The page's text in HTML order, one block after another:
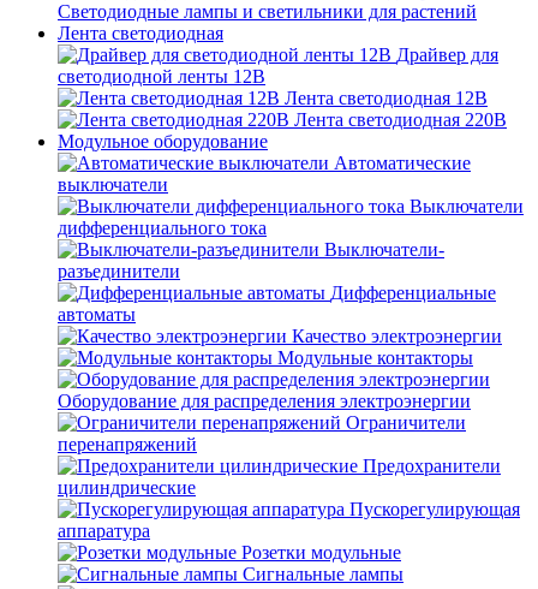
Светодиодные лампы и светильники для растений
Лента светодиодная
Драйвер для
светодиодной ленты 12В
Лента светодиодная 12В
Лента светодиодная 220В
Модульное оборудование
Автоматические
выключатели
Выключатели
дифференциального тока
Выключатели-
разъединители
Дифференциальные
автоматы
Качество электроэнергии
Модульные контакторы
Оборудование для распределения электроэнергии
Ограничители
перенапряжений
Предохранители
цилиндрические
Пускорегулирующая
аппаратура
Розетки модульные
Сигнальные лампы